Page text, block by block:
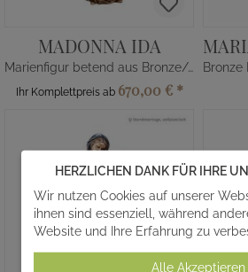
MADONNA IDA
Marienfigur betend aus Bronze/Alu
Ihr Komplettpreis ab 670,00 € *
HERZLICHEN DANK FÜR IHRE
Wir nutzen Cookies auf unserer
ihnen sind essenziell, während
Website und Ihre Erfahrung zu
Alle Akzeptieren